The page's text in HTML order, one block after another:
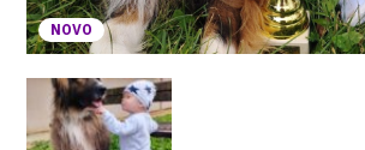
NOVO